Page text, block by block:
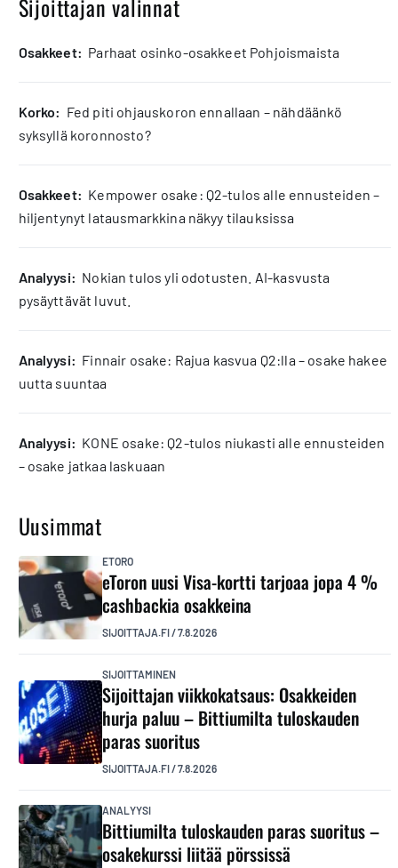
Sijoittajan valinnat
osakkeet: Parhaat osinko-osakkeet Pohjoismaista
korko: Fed piti ohjauskoron ennallaan – nähdäänkö
syksyllä koronnosto?
osakkeet: Kempower osake: Q2-tulos alle ennusteiden –
hiljentynyt latausmarkkina näkyy tilauksissa
analyysi: Nokian tulos yli odotusten. AI-kasvusta
pysäyttävät luvut.
analyysi: Finnair osake: Rajua kasvua Q2:lla – osake hakee
uutta suuntaa
analyysi: KONE osake: Q2-tulos niukasti alle ennusteiden
– osake jatkaa laskuaan
Uusimmat
ETORO
eToron uusi Visa-kortti tarjoaa jopa 4 %
cashbackia osakkeina
SIJOITTAJA.FI/7.8.2026
SIJOITTAMINEN
Sijoittajan viikkokatsaus: Osakkeiden
hurja paluu – Bittiumilta tuloskauden
paras suoritus
SIJOITTAJA.FI/7.8.2026
ANALYYSI
Bittiumilta tuloskauden paras suoritus –
osakekurssi liitää pörssissä